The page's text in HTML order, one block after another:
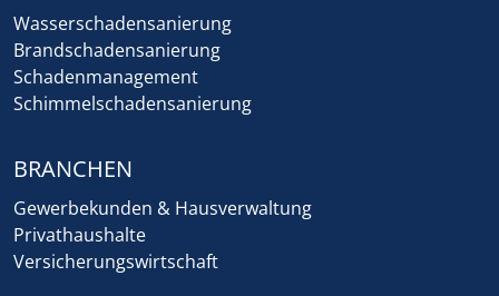
Wasserschadensanierung
Brandschadensanierung
Schadenmanagement
Schimmelschadensanierung
BRANCHEN
Gewerbekunden & Hausverwaltung
Privathaushalte
Versicherungswirtschaft